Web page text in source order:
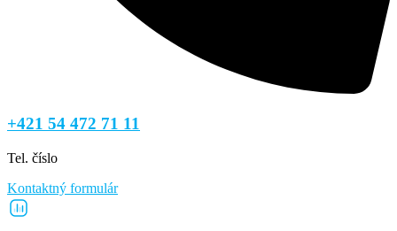
+421 54 472 71 11
Tel. číslo
Kontaktný formulár